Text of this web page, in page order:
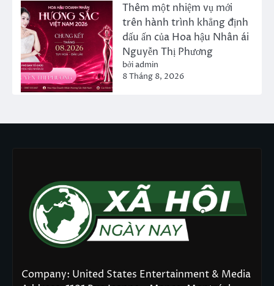
Thêm một nhiệm vụ mới
trên hành trình khẳng định
dấu ấn của Hoa hậu Nhân ái
Nguyễn Thị Phương
bởi admin
8 Tháng 8, 2026
Company: United States Entertainment & Media